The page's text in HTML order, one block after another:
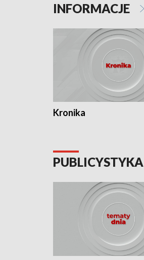
INFORMACJE
Kronika
PUBLICYSTYKA